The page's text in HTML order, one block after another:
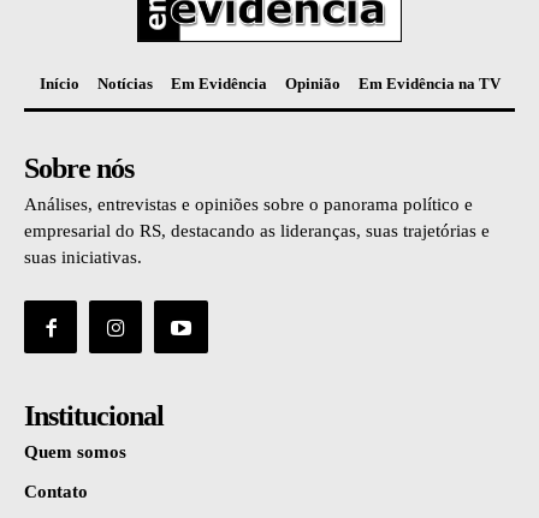
Início Notícias Em Evidência Opinião Em Evidência na TV
Sobre nós
Análises, entrevistas e opiniões sobre o panorama político e
empresarial do RS, destacando as lideranças, suas trajetórias e
suas iniciativas.
Institucional
Quem somos
Contato